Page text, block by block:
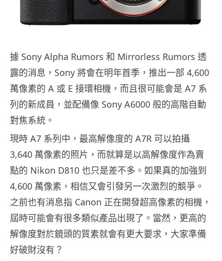
據 Sony Alpha Rumors 和 Mirrorless Rumors 透
露的消息，Sony 將會在明年首季，推出一部 4,600
萬像素的 A 或 E 接環相機，而且很可能會是 A7 系
列的新成員，並配備像 Sony A6000 般的高階自動
對焦系統。
現時 A7 系列中，最高解像度的 A7R 可以拍攝
3,640 萬像素的照片，而就算是以高解像度作為賣
點的 Nikon D810 也只是差不多。如果真的加強到
4,600 萬像素，相信又會引發另一次激烈的競爭。
之前也有消息指 Canon 正在開發超高像素的相機，
屆時可能會有很多類似產品出現了。當然，更高的
解像度對於鏡頭的質素就會有更大要求，大家準備
好破財沒有？